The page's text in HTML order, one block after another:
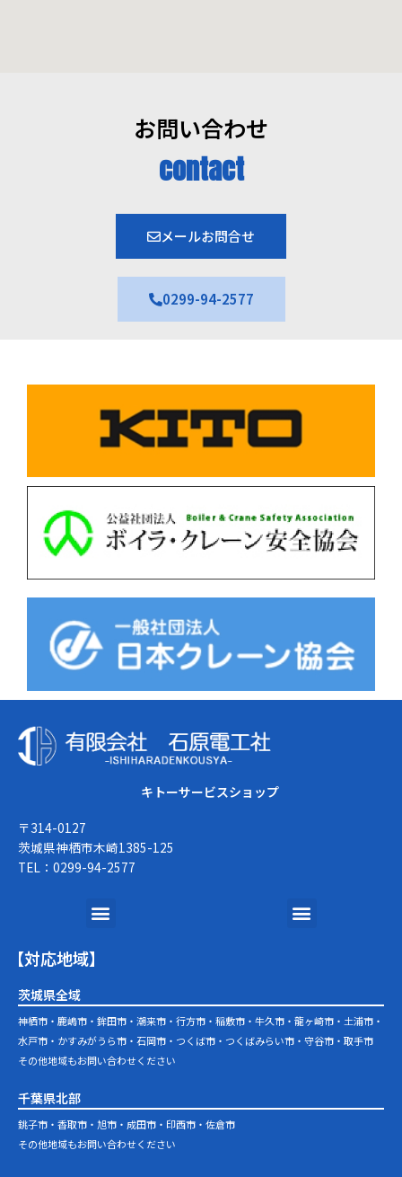
お問い合わせ
contact
メールお問合せ
0299-94-2577
キトーサービスショップ
〒314-0127
茨城県神栖市木崎1385-125
TEL：0299-94-2577
メ
ニ
メ
ニ
【対応地域】
茨城県全域
神栖市・鹿嶋市・鉾田市・潮来市・行方市・稲敷市・牛久市・龍ヶ崎市・土浦市・
水戸市・かすみがうら市・石岡市・つくば市・つくばみらい市・守谷市・取手市
その他地域もお問い合わせください
千葉県北部
銚子市・香取市・旭市・成田市・印西市・佐倉市
その他地域もお問い合わせください